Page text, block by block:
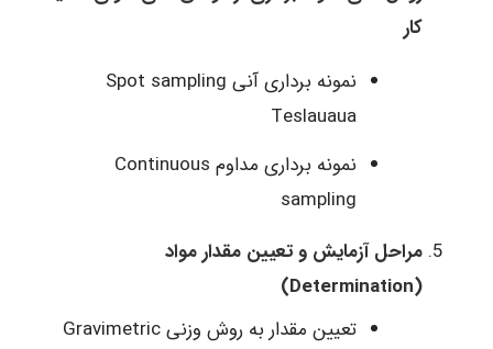
کار
نمونه برداری آنی Spot sampling
Teslauaua
نمونه برداری مداوم Continuous
sampling
مراحل آزمایش و تعیین مقدار مواد
(Determination)
تعیین مقدار به روش وزنی Gravimetric